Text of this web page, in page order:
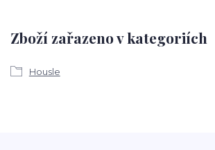
Zboží zařazeno v kategoriích
Housle